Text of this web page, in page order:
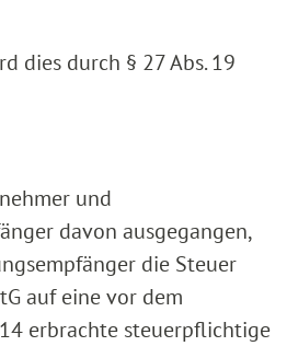
dies durch § 27 Abs. 19
und
davon ausgegangen,
die Steuer
auf eine vor dem
erbrachte steuerpflichtige